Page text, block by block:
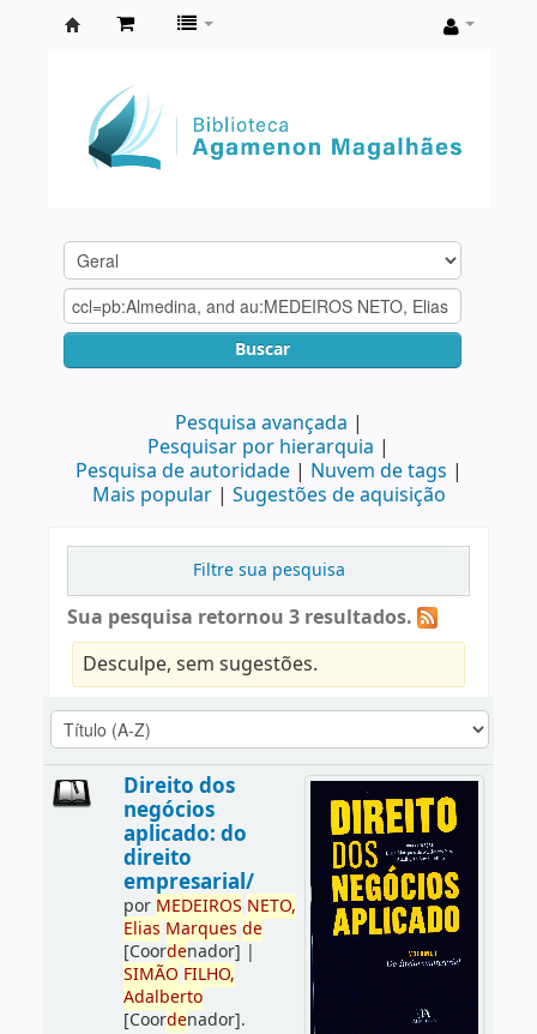
Agamenon
Magalhães
Buscar
Pesquisa avançada
Pesquisar por hierarquia
Pesquisa de autoridade
Nuvem de tags
Mais popular
Sugestões de aquisição
Filtre sua pesquisa
Sua pesquisa retornou 3 resultados.
Desculpe, sem sugestões.
Direito dos
negócios
aplicado: do
direito
empresarial/
por MEDEIROS NETO,
Elias Marques de
[Coordenador] |
SIMÃO FILHO,
Adalberto
[Coordenador].